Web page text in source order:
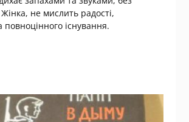
не мислить радості,
повноцінного існування.